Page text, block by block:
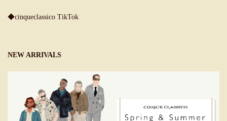
◆cinqueclassico TikTok
NEW ARRIVALS